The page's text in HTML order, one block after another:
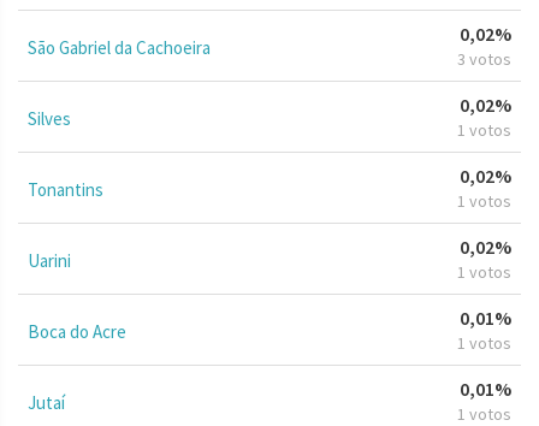
São Gabriel da Cachoeira
0,02%
3 votos
Silves
0,02%
1 votos
Tonantins
0,02%
1 votos
Uarini
0,02%
1 votos
Boca do Acre
0,01%
1 votos
Jutaí
0,01%
1 votos